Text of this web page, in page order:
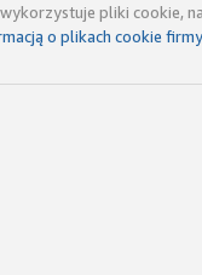
pliki cookie,
o plikach cookie